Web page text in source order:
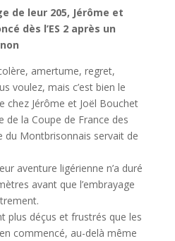
de leur 205, Jérôme et
dès l’ES 2 après un
amertume, regret,
voulez, mais c’est bien le
chez Jérôme et Joël Bouchet
de la Coupe de France des
du Montbrisonnais servait de
aventure ligérienne n’a duré
avant que l’embrayage
plus déçus et frustrés que les
commencé, au-delà même